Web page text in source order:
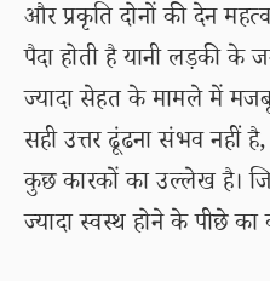
और प्रकृति दोनों की देन
पैदा होती है यानी लड़की के
ज्यादा सेहत के मामले में
सही उत्तर ढूंढना संभव नहीं
कुछ कारकों का उल्लेख है।
ज्यादा स्वस्थ होने के पीछे का